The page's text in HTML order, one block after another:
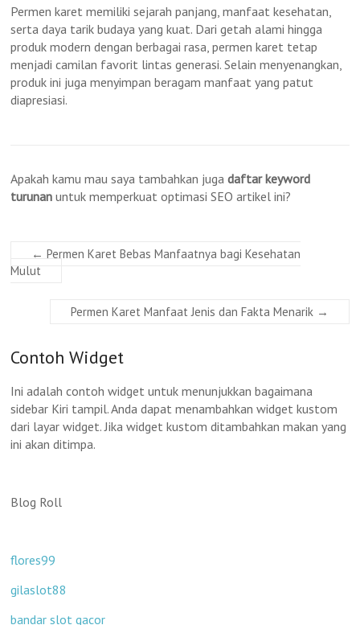
Permen karet memiliki sejarah panjang, manfaat kesehatan,
serta daya tarik budaya yang kuat. Dari getah alami hingga
produk modern dengan berbagai rasa, permen karet tetap
menjadi camilan favorit lintas generasi. Selain menyenangkan,
produk ini juga menyimpan beragam manfaat yang patut
diapresiasi.
Apakah kamu mau saya tambahkan jugadaftar keyword
turunan untuk memperkuat optimasi SEO artikel ini?
← Permen Karet Bebas Manfaatnya bagi Kesehatan
Mulut
Permen Karet Manfaat Jenis dan Fakta Menarik →
Contoh Widget
Ini adalah contoh widget untuk menunjukkan bagaimana
sidebar Kiri tampil. Anda dapat menambahkan widget kustom
dari layar widget. Jika widget kustom ditambahkan makan yang
ini akan ditimpa.
Blog Roll
flores99
gilaslot88
bandar slot gacor